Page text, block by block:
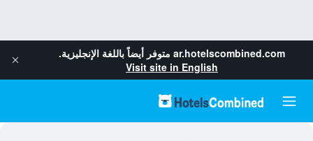
ar.hotelscombined.com متوفر أيضاً باللغة الإنجليزية.
Visit site in English